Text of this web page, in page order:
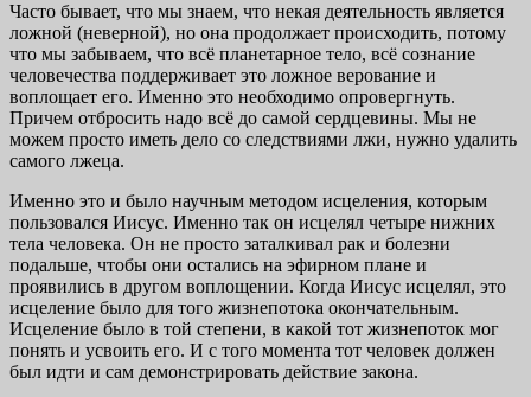
Часто бывает, что мы знаем, что некая деятельность является
ложной (неверной), но она продолжает происходить, потому
что мы забываем, что всё планетарное тело, всё сознание
человечества поддерживает это ложное верование и
воплощает его. Именно это необходимо опровергнуть.
Причем отбросить надо всё до самой сердцевины. Мы не
можем просто иметь дело со следствиями лжи, нужно удалить
самого лжеца.
Именно это и было научным методом исцеления, которым
пользовался Иисус. Именно так он исцелял четыре нижних
тела человека. Он не просто заталкивал рак и болезни
подальше, чтобы они остались на эфирном плане и
проявились в другом воплощении. Когда Иисус исцелял, это
исцеление было для того жизнепотока окончательным.
Исцеление было в той степени, в какой тот жизнепоток мог
понять и усвоить его. И с того момента тот человек должен
был идти и сам демонстрировать действие закона.